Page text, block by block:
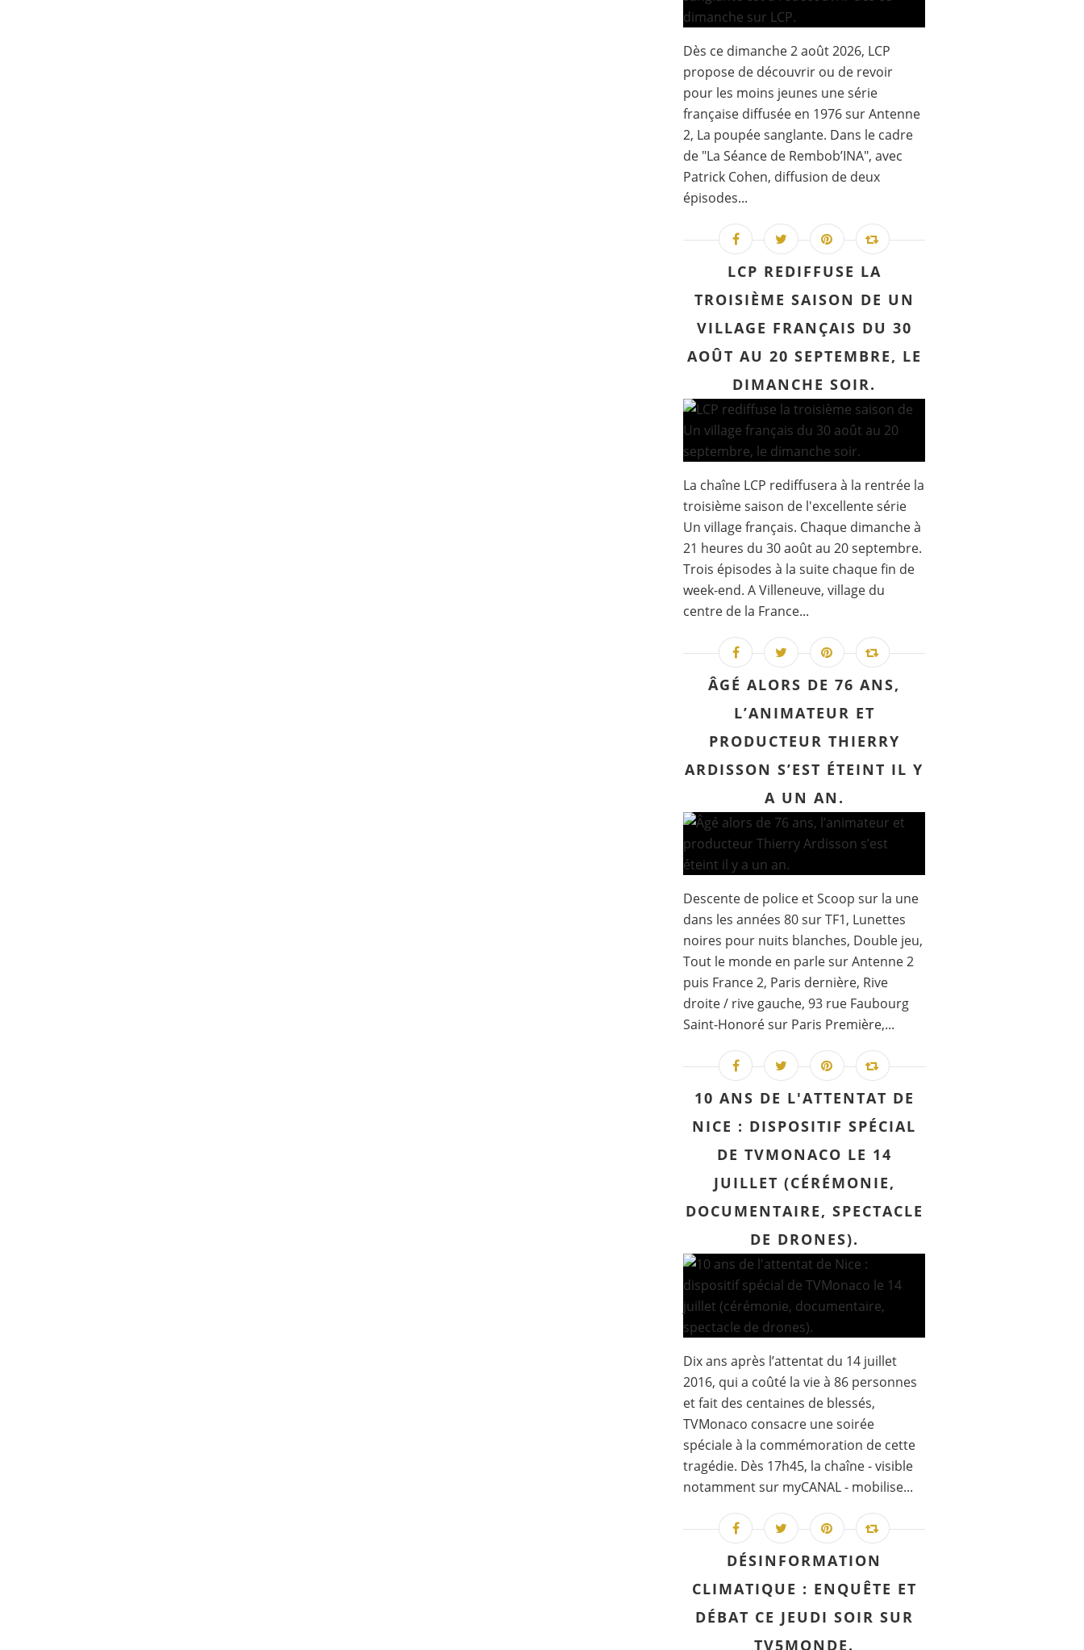
Dès ce dimanche 2 août 2026, LCP
propose de découvrir ou de revoir
pour les moins jeunes une série
française diffusée en 1976 sur Antenne
2, La poupée sanglante. Dans le cadre
de "La Séance de Rembob’INA", avec
Patrick Cohen, diffusion de deux
épisodes...
LCP REDIFFUSE LA
TROISIÈME SAISON DE UN
VILLAGE FRANÇAIS DU 30
AOÛT AU 20 SEPTEMBRE, LE
DIMANCHE SOIR.
La chaîne LCP rediffusera à la rentrée la
troisième saison de l'excellente série
Un village français. Chaque dimanche à
21 heures du 30 août au 20 septembre.
Trois épisodes à la suite chaque fin de
week-end. A Villeneuve, village du
centre de la France...
ÂGÉ ALORS DE 76 ANS,
L’ANIMATEUR ET
PRODUCTEUR THIERRY
ARDISSON S’EST ÉTEINT IL Y
A UN AN.
Descente de police et Scoop sur la une
dans les années 80 sur TF1, Lunettes
noires pour nuits blanches, Double jeu,
Tout le monde en parle sur Antenne 2
puis France 2, Paris dernière, Rive
droite / rive gauche, 93 rue Faubourg
Saint-Honoré sur Paris Première,...
10 ANS DE L'ATTENTAT DE
NICE : DISPOSITIF SPÉCIAL
DE TVMONACO LE 14
JUILLET (CÉRÉMONIE,
DOCUMENTAIRE, SPECTACLE
DE DRONES).
Dix ans après l’attentat du 14 juillet
2016, qui a coûté la vie à 86 personnes
et fait des centaines de blessés,
TVMonaco consacre une soirée
spéciale à la commémoration de cette
tragédie. Dès 17h45, la chaîne - visible
notamment sur myCANAL - mobilise...
DÉSINFORMATION
CLIMATIQUE : ENQUÊTE ET
DÉBAT CE JEUDI SOIR SUR
TV5MONDE.